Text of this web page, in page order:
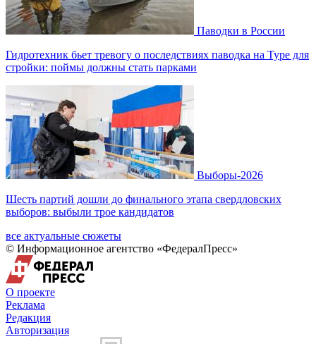
Паводки в России
Гидротехник бьет тревогу о последствиях паводка на Туре для
стройки: поймы должны стать парками
Выборы-2026
Шесть партий дошли до финального этапа свердловских
выборов: выбыли трое кандидатов
все актуальные сюжеты
© Информационное агентство «ФедералПресс»
О проекте
Реклама
Редакция
Авторизация